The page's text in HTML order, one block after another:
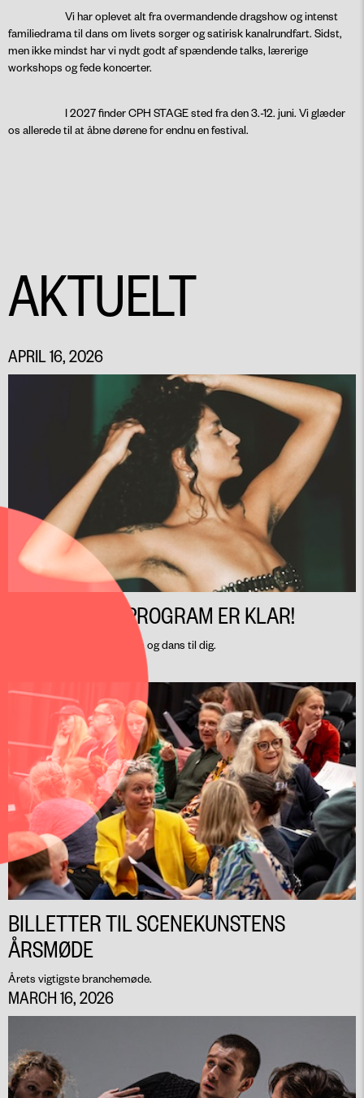
Vi har oplevet alt fra overmandende dragshow og intenst
familiedrama til dans om livets sorger og satirisk kanalrundfart. Sidst,
men ikke mindst har vi nydt godt af spændende talks, lærerige
workshops og fede koncerter.
I 2027 finder CPH STAGE sted fra den 3.-12. juni. Vi glæder
os allerede til at åbne dørene for endnu en festival.
AKTUELT
APRIL 16, 2026
ÅRETS EVENTPROGRAM ER KLAR!
Talks, koncerter, workshops og dans til dig.
BILLETTER TIL SCENEKUNSTENS
ÅRSMØDE
Årets vigtigste branchemøde.
MARCH 16, 2026